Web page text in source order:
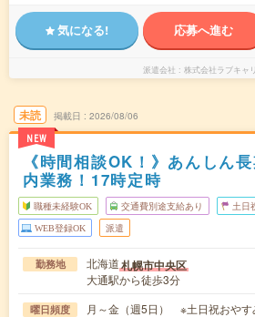
気になる! 応募へ進む
派遣会社 株式会社ラブキャ
未読
NEW
掲載日 2026/08/06
《時間相談OK！》あんしん
内業務！17時定時
職種未経験OK 交通費別途支給あり 土日
WEB登録OK 派遣
勤務地 北海道札幌市中央区
大通駅から徒歩3分
曜日頻度 月～金（週5日） ※土日祝おやす